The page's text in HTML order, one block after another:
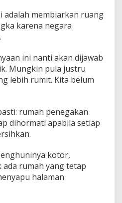
adalah membiarkan ruang
karena negara
ini nanti akan dijawab
Mungkin pula justru
lebih rumit. Kita belum
rumah penegakan
dihormati apabila setiap
kotor,
rumah yang tetap
halaman